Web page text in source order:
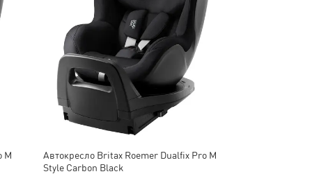
M
Автокресло Britax Roemer Dualfix Pro M
Style Carbon Black